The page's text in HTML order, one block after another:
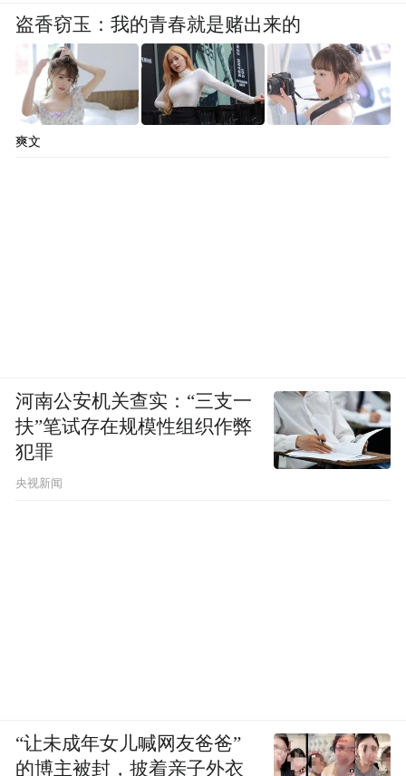
盗香窃玉：我的青春就是赌出来的
爽文
河南公安机关查实：“三支一
扶”笔试存在规模性组织作弊
犯罪
央视新闻
“让未成年女儿喊网友爸爸”
的博主被封，披着亲子外衣